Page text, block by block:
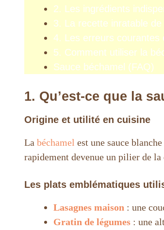
2. Les ingrédients
3. La recette inratable
4. Les erreurs courantes
5. Comment utiliser la
Sauce béchamel (FAQ)
1. Qu’est-ce que la
Origine et utilité en cuisine
La béchamel est une sauce
rapidement devenue un pilier de
Les plats emblématiques
Lasagnes maison : une
Gratin de légumes : une